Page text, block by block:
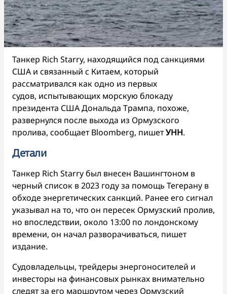
Танкер Rich Starry, находящийся под санкциями
США и связанный с Китаем, который
рассматривался как одно из первых
судов, испытывающих морскую блокаду
президента США Дональда Трампа, похоже,
развернулся после выхода из Ормузского
пролива, сообщает Bloomberg, пишетУНН.
Детали
Танкер Rich Starry был внесен Вашингтоном в
черный список в 2023 году за помощь Тегерану в
обходе энергетических санкций. Ранее его сигнал
указывал на то, что он пересек Ормузский пролив,
но впоследствии, около 13:00 по лондонскому
времени, он начал разворачиваться, пишет
издание.
Судовладельцы, трейдеры энергоносителей и
инвесторы на финансовых рынках внимательно
следят за его маршрутом через Ормузский